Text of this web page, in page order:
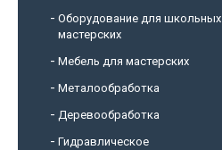
Оборудование для школьных
мастерских
Мебель для мастерских
Металообработка
Деревообработка
Гидравлическое